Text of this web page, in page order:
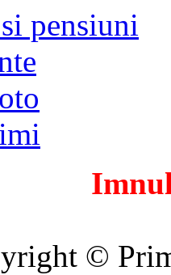
pensiuni
©